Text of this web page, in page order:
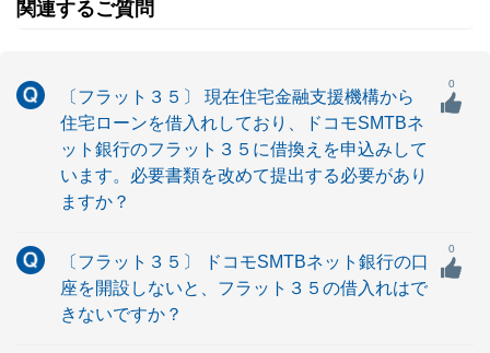
関連するご質問
〔フラット３５〕 現在住宅金融支援機構から
住宅ローンを借入れしており、ドコモSMTBネ
ット銀行のフラット３５に借換えを申込みして
います。必要書類を改めて提出する必要があり
ますか？
0
〔フラット３５〕 ドコモSMTBネット銀行の口
座を開設しないと、フラット３５の借入れはで
きないですか？
0